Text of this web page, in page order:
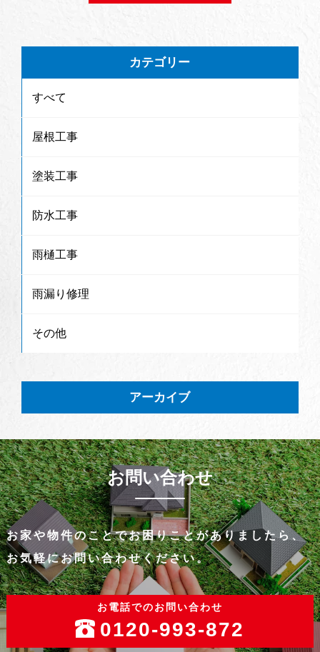
カテゴリー
すべて
屋根工事
塗装工事
防水工事
雨樋工事
雨漏り修理
その他
アーカイブ
お問い合わせ
お家や物件のことでお困りことがありましたら、
お気軽にお問い合わせください。
お電話でのお問い合わせ
0120-993-872